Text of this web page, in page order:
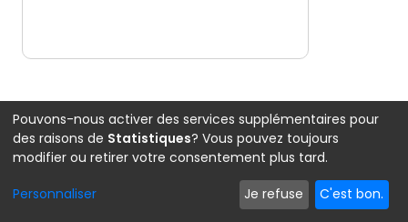
Pouvons-nous activer des services supplémentaires pour
des raisons de Statistiques? Vous pouvez toujours
modifier ou retirer votre consentement plus tard.
Personnaliser Je refuse C'est bon.